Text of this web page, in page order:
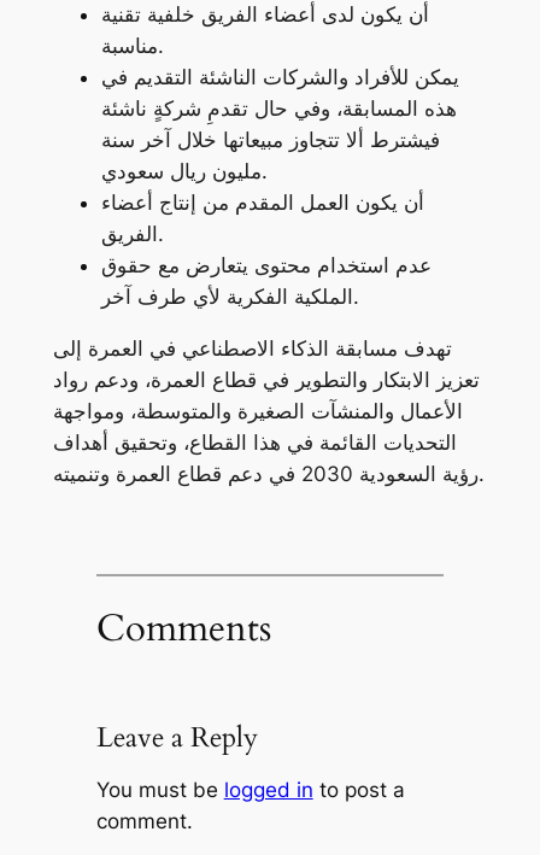
أن يكون لدى أعضاء الفريق خلفية تقنية
مناسبة.
يمكن للأفراد والشركات الناشئة التقديم في
هذه المسابقة، وفي حال تقدمِ شركةٍ ناشئة
فيشترط ألا تتجاوز مبيعاتها خلال آخر سنة
مليون ريال سعودي.
أن يكون العمل المقدم من إنتاج أعضاء
الفريق.
عدم استخدام محتوى يتعارض مع حقوق
الملكية الفكرية لأي طرف آخر.
تهدف مسابقة الذكاء الاصطناعي في العمرة إلى
تعزيز الابتكار والتطوير في قطاع العمرة، ودعم رواد
الأعمال والمنشآت الصغيرة والمتوسطة، ومواجهة
التحديات القائمة في هذا القطاع، وتحقيق أهداف
رؤية السعودية 2030 في دعم قطاع العمرة وتنميته.
Comments
Leave a Reply
You must be logged in to post a
comment.